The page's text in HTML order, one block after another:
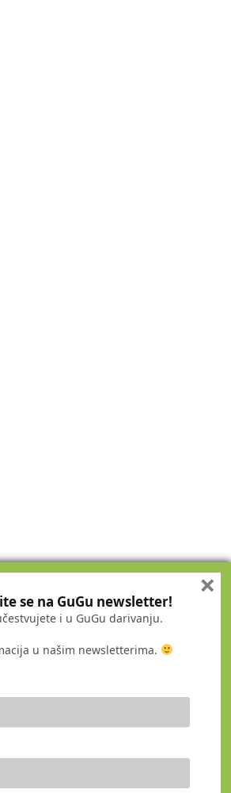
se na GuGu newsletter!
i u GuGu darivanju.
u našim newsletterima.
×